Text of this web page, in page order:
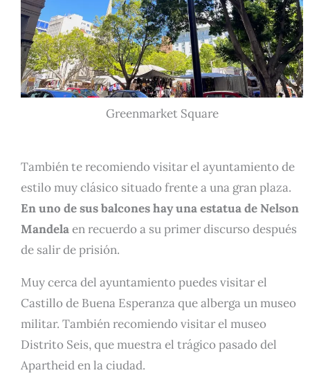
Greenmarket Square
También te recomiendo visitar el ayuntamiento de
estilo muy clásico situado frente a una gran plaza.
En uno de sus balcones hay una estatua de Nelson
Mandelaen recuerdo a su primer discurso después
de salir de prisión.
Muy cerca del ayuntamiento puedes visitar el
Castillo de Buena Esperanza que alberga un museo
militar. También recomiendo visitar el museo
Distrito Seis, que muestra el trágico pasado del
Apartheid en la ciudad.